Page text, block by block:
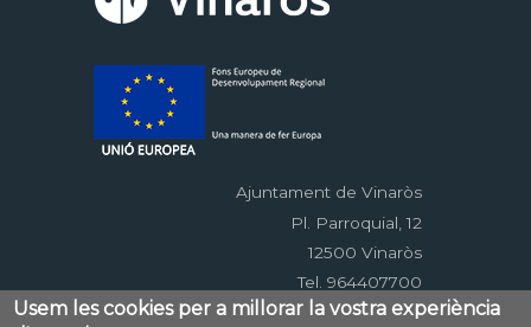
Ajuntament de Vinaròs
Pl. Parroquial, 12
12500 Vinaròs
Tel. 964407700
Usem les cookies per a millorar la vostra experiència